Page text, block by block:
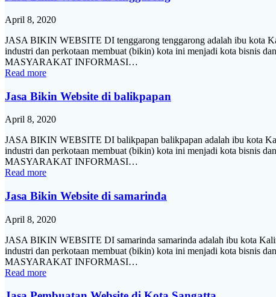
April 8, 2020
JASA BIKIN WEBSITE DI tenggarong tenggarong adalah ibu kota
industri dan perkotaan membuat (bikin) kota ini menjadi kota bisnis
MASYARAKAT INFORMASI…
Read more
Jasa Bikin Website di balikpapan
April 8, 2020
JASA BIKIN WEBSITE DI balikpapan balikpapan adalah ibu kota
industri dan perkotaan membuat (bikin) kota ini menjadi kota bisnis
MASYARAKAT INFORMASI…
Read more
Jasa Bikin Website di samarinda
April 8, 2020
JASA BIKIN WEBSITE DI samarinda samarinda adalah ibu kota
industri dan perkotaan membuat (bikin) kota ini menjadi kota bisnis
MASYARAKAT INFORMASI…
Read more